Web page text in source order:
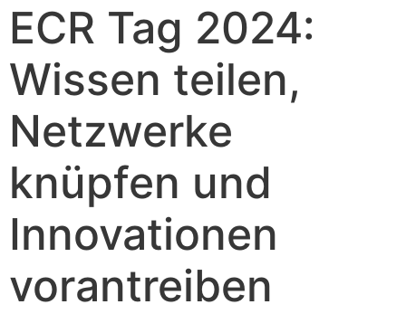
ECR Tag 2024:
Wissen teilen,
Netzwerke
knüpfen und
Innovationen
vorantreiben